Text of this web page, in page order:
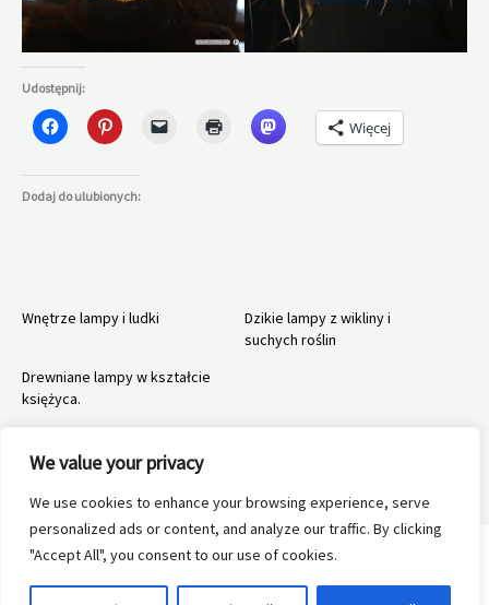
We value your privacy
We use cookies to enhance your browsing experience, serve
personalized ads or content, and analyze our traffic. By clicking
"Accept All", you consent to our use of cookies.
Udostępnij:
Więcej
Dodaj do ulubionych:
Wnętrze lampy i ludki
Dzikie lampy z wikliny i
suchych roślin
Drewniane lampy w kształcie
księżyca.
←Poprzedni Wpis Następny Wpis